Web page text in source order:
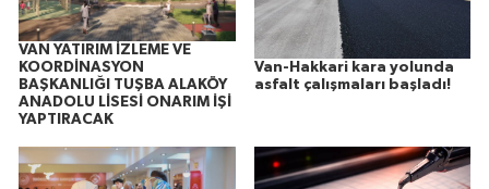
VAN YATIRIM İZLEME VE
KOORDİNASYON
BAŞKANLIĞI TUŞBA ALAKÖY
ANADOLU LİSESİ ONARIM İŞİ
YAPTIRACAK
Van-Hakkari kara yolunda
asfalt çalışmaları başladı!